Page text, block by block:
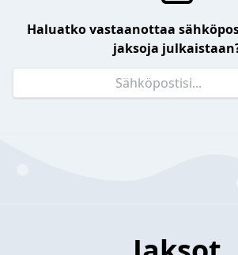
Haluatko vastaanottaa
jaksoja